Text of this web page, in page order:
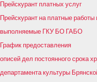
Прейскурант платных услуг
Прейскурант на платные
выполняемые ГКУ БО ГАБО
График предоставления
описей дел постоянного срока
департамента культуры